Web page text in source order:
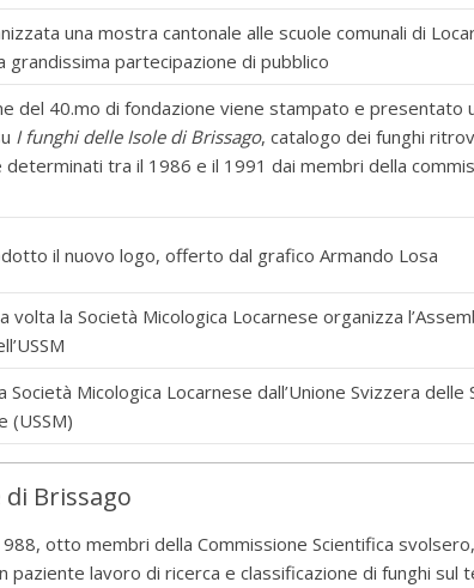
una mostra cantonale alle scuole comunali di
grandissima partecipazione di pubblico
del 40.mo di fondazione viene stampato e presentato
I funghi delle Isole di Brissago, catalogo dei funghi
determinati tra il 1986 e il 1991 dai membri della
il nuovo logo, offerto dal grafico Armando Losa
volta la Società Micologica Locarnese organizza
Società Micologica Locarnese dall’Unione Svizzera delle
(USSM)
Brissago
otto membri della Commissione Scientifica
paziente lavoro di ricerca e classificazione di funghi sul